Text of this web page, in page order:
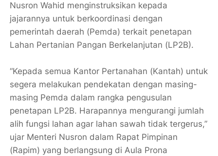
Nusron Wahid menginstruksikan kepada
jajarannya untuk berkoordinasi dengan
pemerintah daerah (Pemda) terkait penetapan
Lahan Pertanian Pangan Berkelanjutan (LP2B).
“Kepada semua Kantor Pertanahan (Kantah) untuk
segera melakukan pendekatan dengan masing-
masing Pemda dalam rangka pengusulan
penetapan LP2B. Harapannya mengurangi jumlah
alih fungsi lahan agar lahan sawah tidak tergerus,”
ujar Menteri Nusron dalam Rapat Pimpinan
(Rapim) yang berlangsung di Aula Prona